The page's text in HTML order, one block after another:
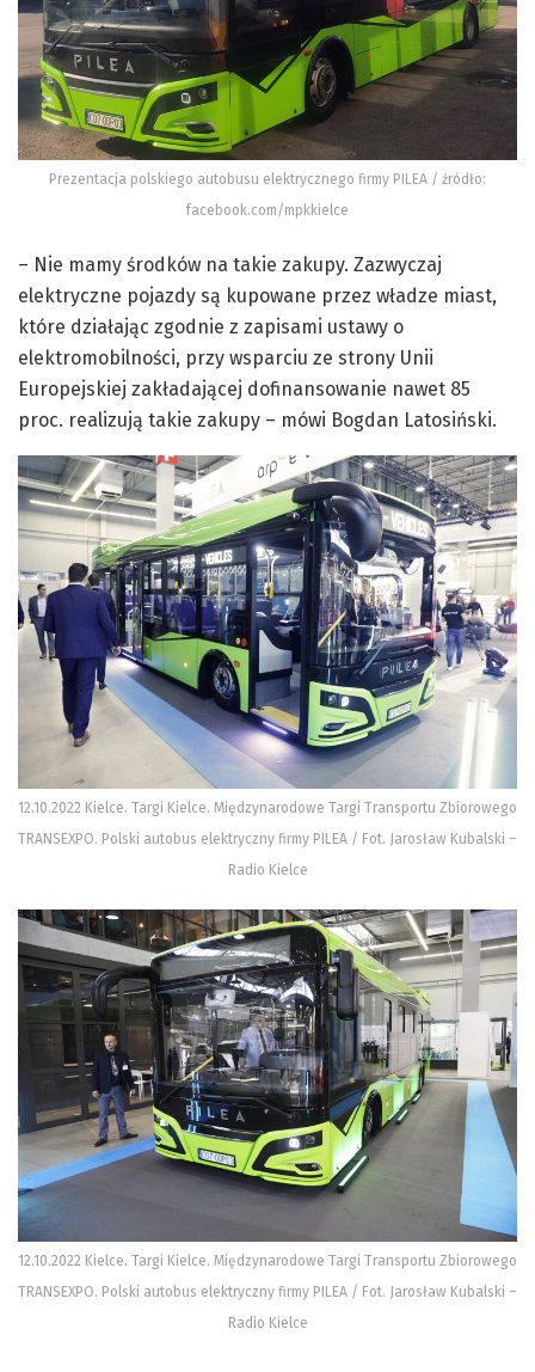
Prezentacja polskiego autobusu elektrycznego firmy PILEA / źródło:
facebook.com/mpkkielce
– Nie mamy środków na takie zakupy. Zazwyczaj
elektryczne pojazdy są kupowane przez władze miast,
które działając zgodnie z zapisami ustawy o
elektromobilności, przy wsparciu ze strony Unii
Europejskiej zakładającej dofinansowanie nawet 85
proc. realizują takie zakupy – mówi Bogdan Latosiński.
12.10.2022 Kielce. Targi Kielce. Międzynarodowe Targi Transportu Zbiorowego
TRANSEXPO. Polski autobus elektryczny firmy PILEA / Fot. Jarosław Kubalski –
Radio Kielce
12.10.2022 Kielce. Targi Kielce. Międzynarodowe Targi Transportu Zbiorowego
TRANSEXPO. Polski autobus elektryczny firmy PILEA / Fot. Jarosław Kubalski –
Radio Kielce